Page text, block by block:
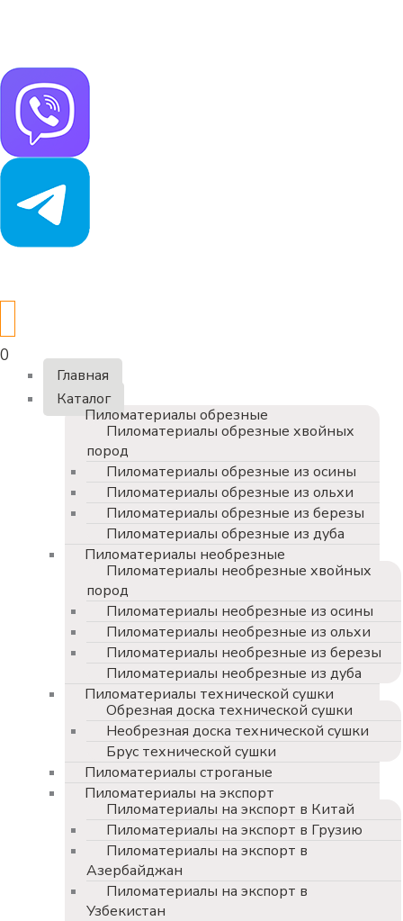
0
Главная
Каталог
Пиломатериалы обрезные
Пиломатериалы обрезные хвойных
пород
Пиломатериалы обрезные из осины
Пиломатериалы обрезные из ольхи
Пиломатериалы обрезные из березы
Пиломатериалы обрезные из дуба
Пиломатериалы необрезные
Пиломатериалы необрезные хвойных
пород
Пиломатериалы необрезные из осины
Пиломатериалы необрезные из ольхи
Пиломатериалы необрезные из березы
Пиломатериалы необрезные из дуба
Пиломатериалы технической сушки
Обрезная доска технической сушки
Необрезная доска технической сушки
Брус технической сушки
Пиломатериалы строганые
Пиломатериалы на экспорт
Пиломатериалы на экспорт в Китай
Пиломатериалы на экспорт в Грузию
Пиломатериалы на экспорт в
Азербайджан
Пиломатериалы на экспорт в
Узбекистан